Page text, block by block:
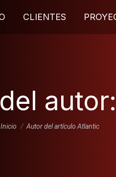
CLIENTES
autor:
Estás aquí:
Inicio Autor del artículo Atlantic